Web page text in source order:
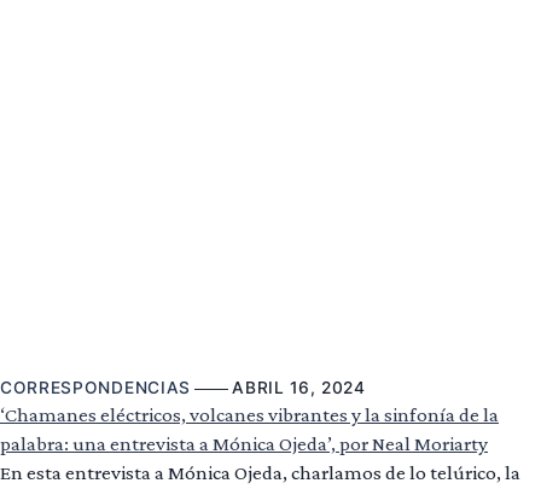
CORRESPONDENCIAS ABRIL 16, 2024
‘Chamanes eléctricos, volcanes vibrantes y la sinfonía de la
palabra: una entrevista a Mónica Ojeda’, por Neal Moriarty
En esta entrevista a Mónica Ojeda, charlamos de lo telúrico, la